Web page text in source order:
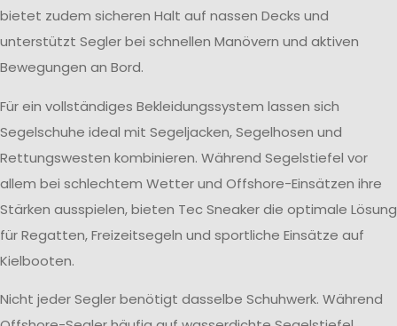
bietet zudem sicheren Halt auf nassen Decks und
unterstützt Segler bei schnellen Manövern und aktiven
Bewegungen an Bord.
Für ein vollständiges Bekleidungssystem lassen sich
Segelschuhe ideal mit Segeljacken, Segelhosen und
Rettungswesten kombinieren. Während Segelstiefel vor
allem bei schlechtem Wetter und Offshore-Einsätzen ihre
Stärken ausspielen, bieten Tec Sneaker die optimale Lösung
für Regatten, Freizeitsegeln und sportliche Einsätze auf
Kielbooten.
Nicht jeder Segler benötigt dasselbe Schuhwerk. Während